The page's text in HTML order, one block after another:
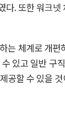
. 또한 워크
는 체계로 개
있고 일반 구
공할 수 있을